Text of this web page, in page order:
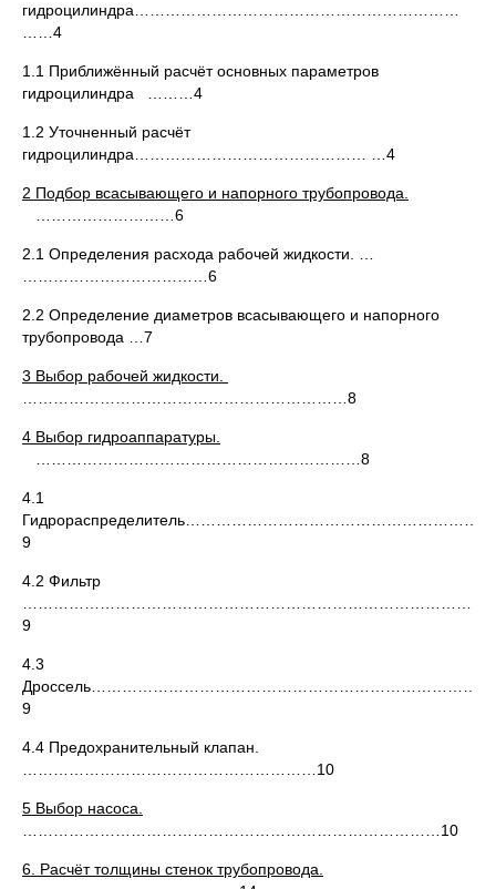
гидроцилиндра………………………………………………………
……4
1.1 Приближённый расчёт основных параметров
гидроцилиндра ………4
1.2 Уточненный расчёт
гидроцилиндра……………………………………… …4
2 Подбор всасывающего и напорного трубопровода.
………………………6
2.1 Определения расхода рабочей жидкости. …
………………………………6
2.2 Определение диаметров всасывающего и напорного
трубопровода …7
3 Выбор рабочей жидкости.
………………………………………………………8
4 Выбор гидроаппаратуры.
………………………………………………………8
4.1
9
4.2 Фильтр
9
4.3
9
4.4 Предохранительный клапан.
…………………………………………………10
5 Выбор насоса.
………………………………………………………………………10
6. Расчёт толщины стенок трубопровода.